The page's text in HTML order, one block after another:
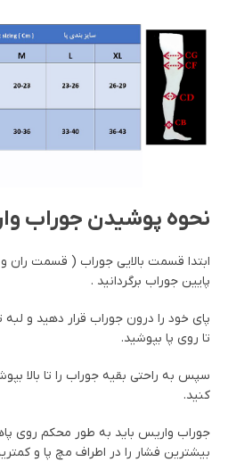
نحوه پوشیدن جوراب
ابتدا قسمت بالایی جوراب ( قسمت ران
پایین جوراب برگردانید .
پای خود را درون جوراب قرار دهید و لبه
تا روی پا بپوشید.
سپس به راحتی بقیه جوراب را تا بالا
کنید.
جوراب واریس باید به طور محکم روی
بیشترین فشار را در اطراف مچ پا و